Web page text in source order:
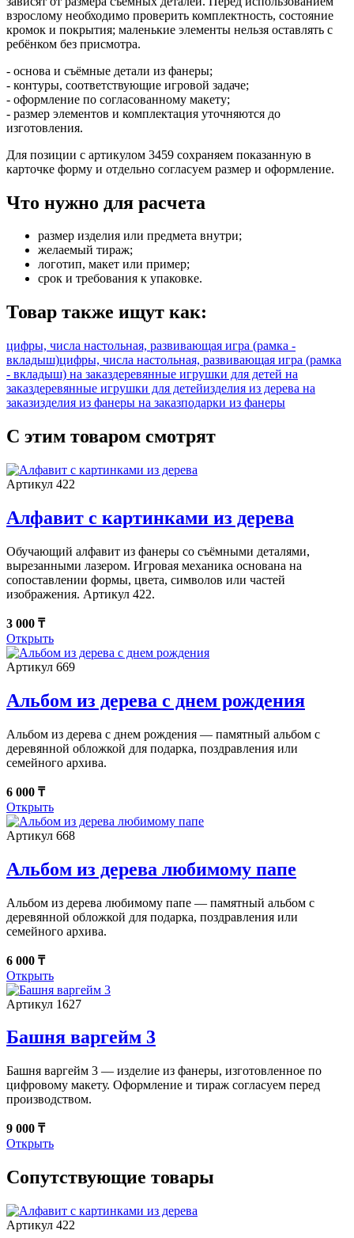
взрослому необходимо проверить комплектность, состояние
кромок и покрытия; маленькие элементы нельзя оставлять с
ребёнком без присмотра.
- основа и съёмные детали из фанеры;
- контуры, соответствующие игровой задаче;
- оформление по согласованному макету;
- размер элементов и комплектация уточняются до
изготовления.
Для позиции с артикулом 3459 сохраняем показанную в
карточке форму и отдельно согласуем размер и оформление.
Что нужно для расчета
размер изделия или предмета внутри;
желаемый тираж;
логотип, макет или пример;
срок и требования к упаковке.
Товар также ищут как:
цифры, числа настольная, развивающая игра (рамка -
вкладыш)цифры, числа настольная, развивающая игра (рамка
- вкладыш) на заказдеревянные игрушки для детей на
заказдеревянные игрушки для детейизделия из дерева на
заказизделия из фанеры на заказподарки из фанеры
С этим товаром смотрят
Артикул 422
Алфавит с картинками из дерева
Обучающий алфавит из фанеры со съёмными деталями,
вырезанными лазером. Игровая механика основана на
сопоставлении формы, цвета, символов или частей
изображения. Артикул 422.
3 000 ₸
Открыть
Артикул 669
Альбом из дерева c днем рождения
Альбом из дерева c днем рождения — памятный альбом с
деревянной обложкой для подарка, поздравления или
семейного архива.
6 000 ₸
Открыть
Артикул 668
Альбом из дерева любимому папе
Альбом из дерева любимому папе — памятный альбом с
деревянной обложкой для подарка, поздравления или
семейного архива.
6 000 ₸
Открыть
Артикул 1627
Башня варгейм 3
Башня варгейм 3 — изделие из фанеры, изготовленное по
цифровому макету. Оформление и тираж согласуем перед
производством.
9 000 ₸
Открыть
Сопутствующие товары
Артикул 422